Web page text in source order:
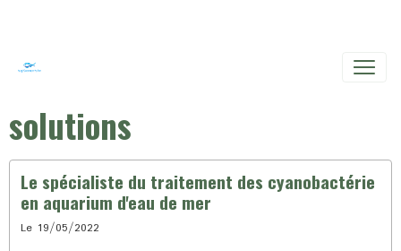
solutions
Le spécialiste du traitement des cyanobactérie
en aquarium d'eau de mer
Le 19/05/2022